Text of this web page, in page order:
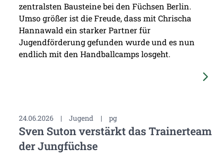
zentralsten Bausteine bei den Füchsen Berlin.
Umso größer ist die Freude, dass mit Chrischa
Hannawald ein starker Partner für
Jugendförderung gefunden wurde und es nun
endlich mit den Handballcamps losgeht.
24.06.2026 | Jugend | pg
Sven Suton verstärkt das Trainerteam
der Jungfüchse